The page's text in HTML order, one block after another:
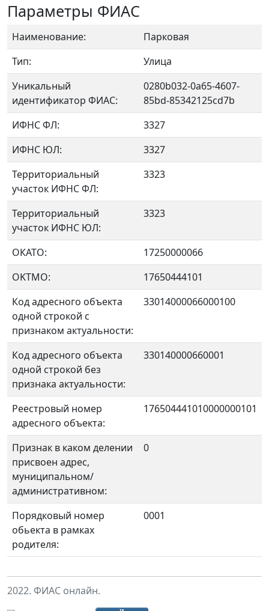
Параметры ФИАС
Наименование:
Парковая
Тип:
Улица
Уникальный
идентификатор ФИАС:
0280b032-0a65-4607-
85bd-85342125cd7b
ИФНС ФЛ:
3327
ИФНС ЮЛ:
3327
Территориальный
участок ИФНС ФЛ:
3323
Территориальный
участок ИФНС ЮЛ:
3323
ОКАТО:
17250000066
OKTMO:
17650444101
Код адресного объекта
одной строкой с
признаком актуальности:
33014000066000100
Код адресного объекта
одной строкой без
признака актуальности:
330140000660001
Реестровый номер
адресного объекта:
176504441010000000101
Признак в каком делении
присвоен адрес,
муниципальном/
административном:
0
Порядковый номер
обьекта в рамках
родителя:
0001
2022. ФИАС онлайн.